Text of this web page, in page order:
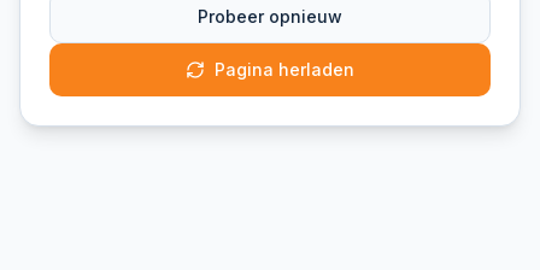
Probeer opnieuw
Pagina herladen